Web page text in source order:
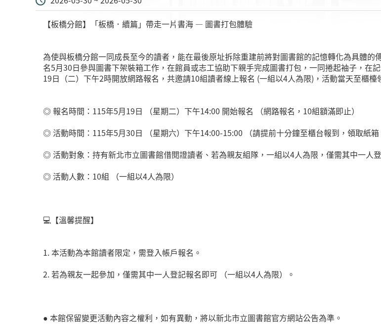
【板橋分館】「板橋．續篇」帶走一片書海 — 圖書打包體驗
為使與板橋分館一同成長至今的讀者，能在最後原址拆除重建前將對圖書館的記憶轉化為具體
名5月30日參與圖書下架裝箱工作，在館員或志工協助下親手完成圖書打包，一同捲起袖子，在
19日（二）下午2時開放網路報名，共邀請10組讀者線上報名 (一組以4人為限)，活動當天至櫃檯
◎ 報名時間：115年5月19日 （星期二）下午14:00 開始報名 （網路報名，10組額滿即止）
◎ 活動時間：115年5月30日 （星期六）下午14:00-15:00 （請提前十分鐘至櫃台報到，領取紙箱
◎ 活動對象：持有新北市立圖書館借閱證讀者、若為親友組隊，一組以4人為限，僅需其中一人
◎ 活動人數：10組 （一組以4人為限）
💻【溫馨提醒】
1. 本活動為本館讀者限定，需登入帳戶報名。
2. 若為親友一起參加，僅需其中一人登記報名即可 （一組以4人為限）。
● 本館保留變更活動內容之權利，如有異動，將以新北市立圖書館官方網站公告為準。